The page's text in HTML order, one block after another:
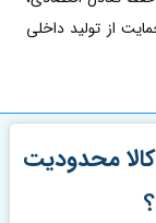
از تولید داخلی
محدودیت